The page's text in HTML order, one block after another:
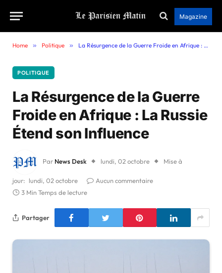
Magazine
Home » Politique » La Résurgence de la Guerre Froide en Afrique : La Russie Étend son Influence
POLITIQUE
La Résurgence de la Guerre
Froide en Afrique : La Russie
Étend son Influence
Par News Desk lundi, 02 octobre Mise à
jour: lundi, 02 octobre
Aucun commentaire
3 Min Temps de lecture
Partager